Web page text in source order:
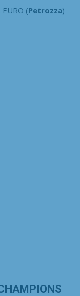
EURO (Petrozza)